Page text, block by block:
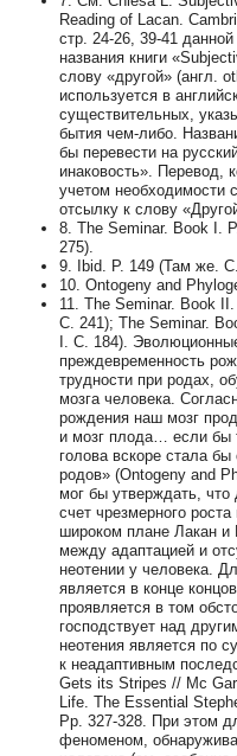
Reading of Lacan.
стр. 24-26, 39-41
названия книги
слову «другой» (англ.
используется в
существительных,
бытия чем-либо.
бы перевести на
инаковость». Перевод,
учетом необходимости
отсылку к слову
8. The Seminar. Book I.
275).
9. Ibid. P. 149 (Там же.
10. Ontogeny and
11. The Seminar. Book
С. 241); The Seminar.
I. С. 184).
преждевременность
трудности при родах,
мозга человека.
рождения наш мозг
и мозг плода… если бы
голова вскоре стала
родов» (Ontogeny and
мог бы утверждать, что
счет чрезмерного
широком плане Лакан
между адаптацией и
неотении у человека.
является в конце
проявляется в том
господствует над
неотения является по
к неадаптивным
Gets its Stripes // Mc
Life. The Essential
Pp. 327-328. При этом
феноменом,